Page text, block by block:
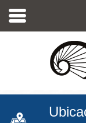
contenido